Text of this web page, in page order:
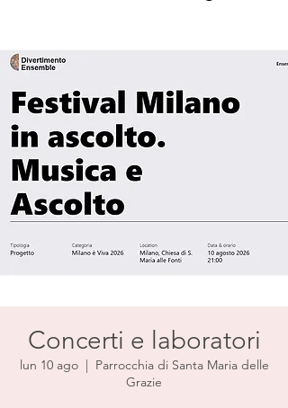
Concerti e laboratori
lun 10 ago
  |
Parrocchia di Santa Maria delle
Grazie